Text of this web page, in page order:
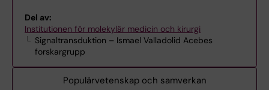
Del av:
Institutionen för molekylär medicin och kirurgi
Signaltransduktion – Ismael Valladolid Acebes
forskargrupp
Populärvetenskap och samverkan